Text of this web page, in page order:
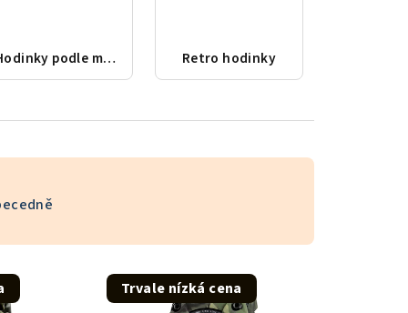
Hodinky podle města Retro hodinky
Trvale nízká cena